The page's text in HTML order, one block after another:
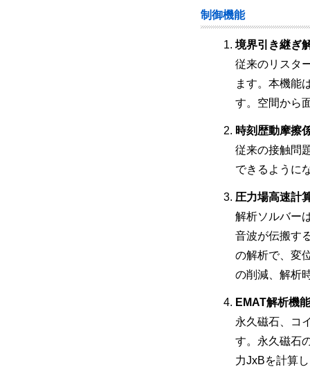
制御機能
境界引き継ぎ
従来のリスタ
ます。本機能
す。空間から
時刻歴動摩擦
従来の接触問
できるように
圧力場高速計
解析ソルバー
音波が伝搬す
の解析で、変
の削減、解析
EMAT解析機
永久磁石、コ
す。永久磁石
力JxBを計算